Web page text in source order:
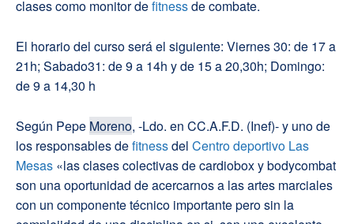
clases como monitor defitnessde combate.
El horario del curso será el siguiente: Viernes 30: de 17 a
21h; Sabado31: de 9 a 14h y de 15 a 20,30h; Domingo:
de 9 a 14,30 h
Según Pepe Moreno, -Ldo. en CC.A.F.D. (Inef)- y uno de
los responsables defitnessdel Centro deportivo Las
Mesas «las clases colectivas de cardiobox y bodycombat
son una oportunidad de acercarnos a las artes marciales
con un componente técnico importante pero sin la